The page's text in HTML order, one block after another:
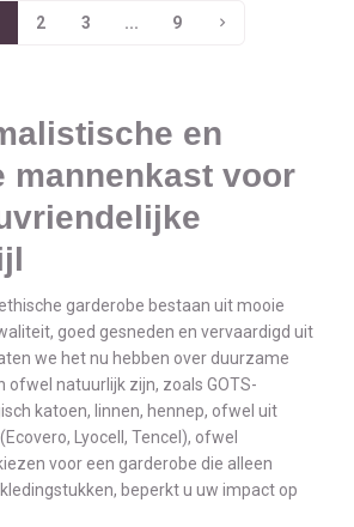
2 3 ... 9
en
mannenkast voor
garderobe bestaan uit mooie
goed gesneden en vervaardigd uit
we het nu hebben over duurzame
ofwel natuurlijk zijn, zoals GOTS-
katoen, linnen, hennep, ofwel uit
Lyocell, Tencel), ofwel
voor een garderobe die alleen
beperkt u uw impact op